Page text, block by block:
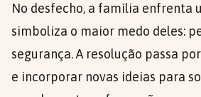
No desfecho, a família enfrenta
simboliza o maior medo deles:
segurança. A resolução passa
e incorporar novas ideias para